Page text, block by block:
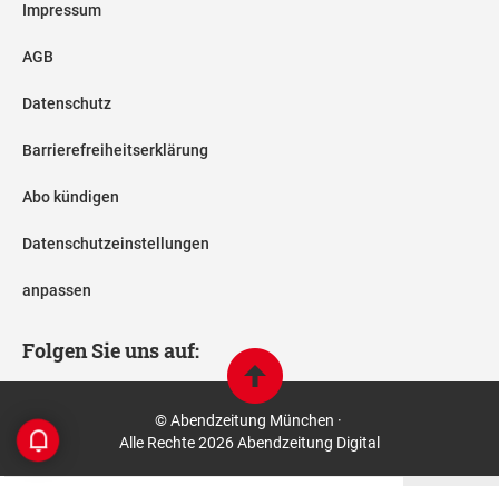
Impressum
AGB
Datenschutz
Barrierefreiheitserklärung
Abo kündigen
Datenschutzeinstellungen
anpassen
Folgen Sie uns auf:
© Abendzeitung München ·
Alle Rechte 2026 Abendzeitung Digital